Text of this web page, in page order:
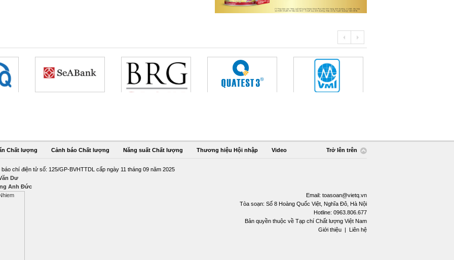
Chất lượng Cảnh báo Chất lượng Năng suất Chất lượng Thương hiệu Hội nhập Video Trở lên trên
chí điện tử số: 125/GP-BVHTTDL cấp ngày 11 tháng 09 năm 2025
Dư
Anh Đức
Email: toasoan@vietq.vn
Tòa soạn: Số 8 Hoàng Quốc Việt, Nghĩa Đô, Hà Nội
Hotline: 0963.806.677
Bản quyền thuộc về Tạp chí Chất lượng Việt Nam
Giới thiệu | Liên hệ